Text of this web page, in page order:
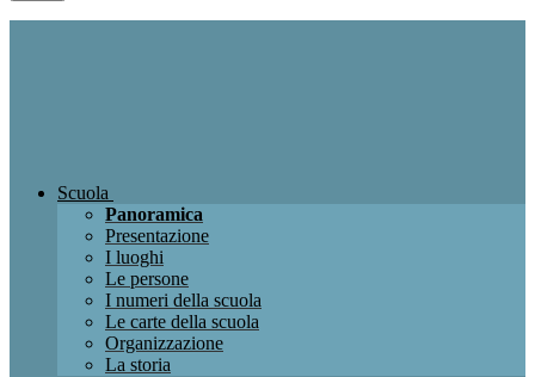
Scuola
Panoramica
Presentazione
I luoghi
Le persone
I numeri della scuola
Le carte della scuola
Organizzazione
La storia